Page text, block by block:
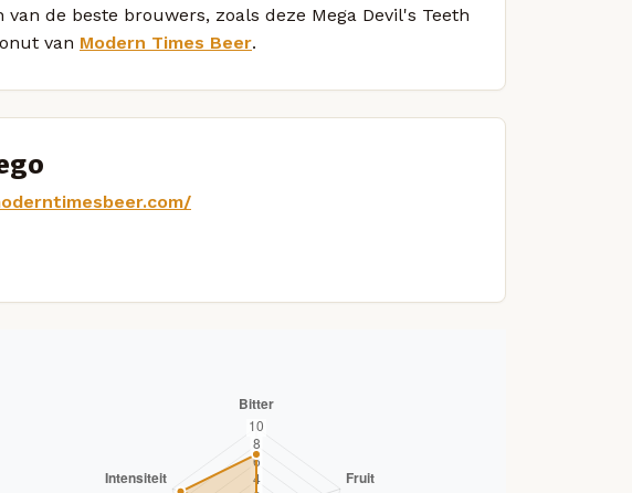
de beste brouwers, zoals deze Mega Devil's Teeth
van Modern Times Beer.